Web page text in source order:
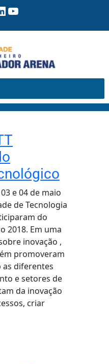
Youtube
e 04 de maio
de Tecnologia
do
2018. Em uma
inovação ,
promoveram
as diferentes
e setores de
da inovação
criar